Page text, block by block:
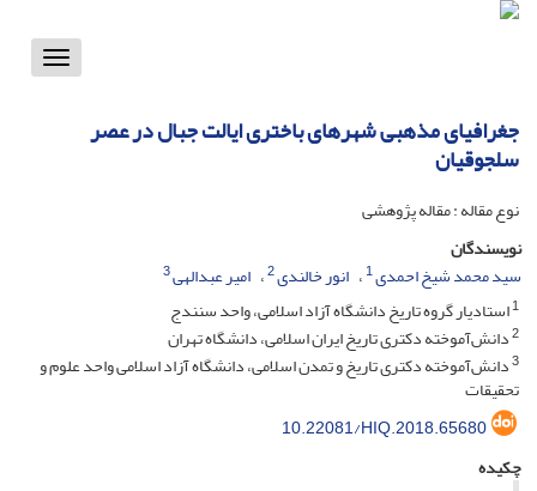
Toggle
جغرافیای مذهبی شهرهای باختری ایالت جبال در عصر
سلجوقیان
نوع مقاله : مقاله پژوهشی
نویسندگان
سید محمد شیخ احمدی1 انور خالندی2 امیر عبدالهی3
1استادیار گروه تاریخ دانشگاه آزاد اسلامی، واحد سنندج
2دانش‌آموخته دکتری تاریخ ایران اسلامی، دانشگاه تهران
3دانش‌آموخته دکتری تاریخ و تمدن اسلامی، دانشگاه آزاد اسلامی واحد علوم و
تحقیقات
10.22081/HIQ.2018.65680
چکیده